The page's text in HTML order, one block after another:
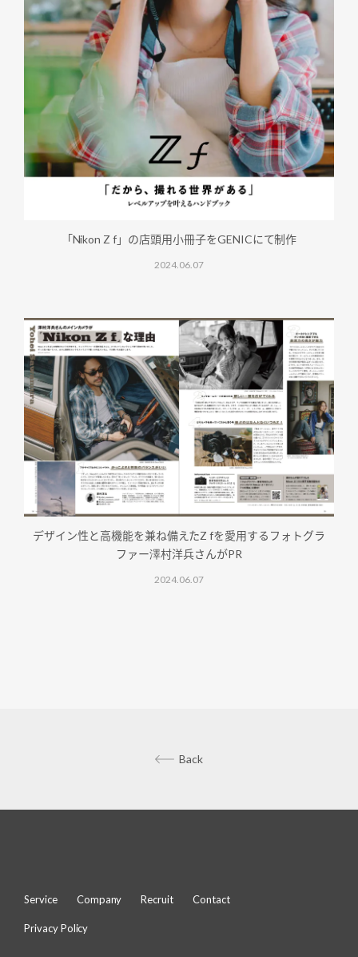
「Nikon Z f」の店頭用小冊子をGENICにて制作
2024.06.07
デザイン性と高機能を兼ね備えたZ fを愛用するフォトグラ
ファー澤村洋兵さんがPR
2024.06.07
Back
Service Company Recruit Contact
Privacy Policy